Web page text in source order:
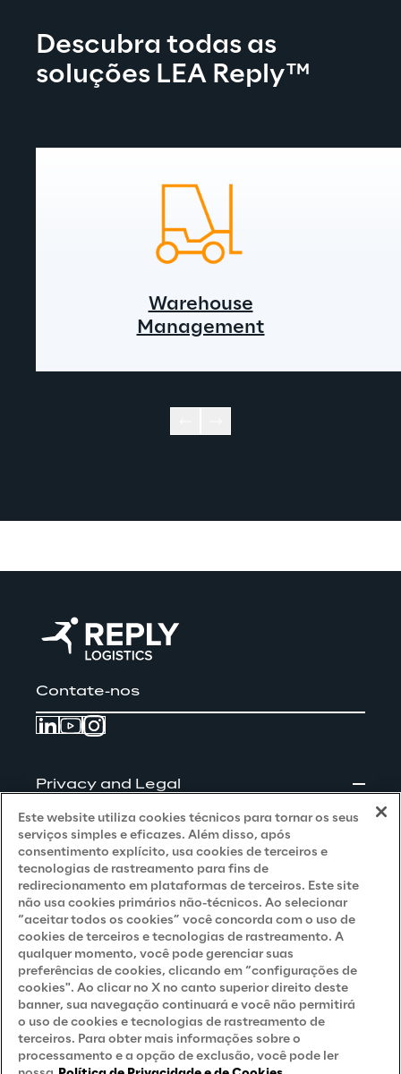
Descubra todas as
soluções LEA Reply™
Warehouse
Management
Contate-nos
Privacy and Legal
Privacy & Cookie Policy
Privacy Notice(Client - LGPD)
Privacy Notice(Client - GDPR)
Privacy Notice(Supplier - LGPD)
Privacy Notice(Supplier - GDPR)
Privacy Notice(Candidate - LGPD)
Privacy Notice (Candidate - GDPR)
Privacy Notice(Marketing)
Este website utiliza cookies técnicos para tornar os seus
serviços simples e eficazes. Além disso, após
consentimento explícito, usa cookies de terceiros e
tecnologias de rastreamento para fins de
redirecionamento em plataformas de terceiros. Este site
não usa cookies primários não-técnicos. Ao selecionar
“aceitar todos os cookies” você concorda com o uso de
cookies de terceiros e tecnologias de rastreamento. A
qualquer momento, você pode gerenciar suas
preferências de cookies, clicando em “configurações de
cookies". Ao clicar no X no canto superior direito deste
banner, sua navegação continuará e você não permitirá
o uso de cookies e tecnologias de rastreamento de
terceiros. Para obter mais informações sobre o
processamento e a opção de exclusão, você pode ler